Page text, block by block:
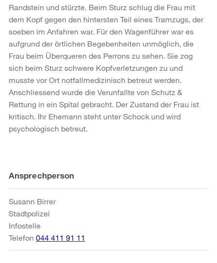
Randstein und stürzte. Beim Sturz schlug die Frau mit
dem Kopf gegen den hintersten Teil eines Tramzugs, der
soeben im Anfahren war. Für den Wagenführer war es
aufgrund der örtlichen Begebenheiten unmöglich, die
Frau beim Überqueren des Perrons zu sehen. Sie zog
sich beim Sturz schwere Kopfverletzungen zu und
musste vor Ort notfallmedizinisch betreut werden.
Anschliessend wurde die Verunfallte von Schutz &
Rettung in ein Spital gebracht. Der Zustand der Frau ist
kritisch. Ihr Ehemann steht unter Schock und wird
psychologisch betreut.
Weitere
Informationen
Ansprechperson
Susann Birrer
Stadtpolizei
Infostelle
Telefon 044 411 91 11